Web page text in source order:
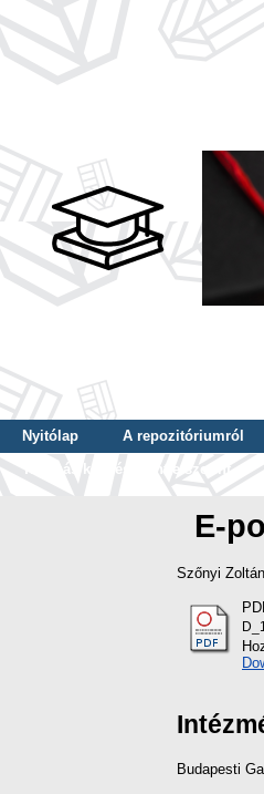
Nyitólap A repozitóriumról
Tallózás képzés szintje szerint
E-
Szőnyi
Budapesti